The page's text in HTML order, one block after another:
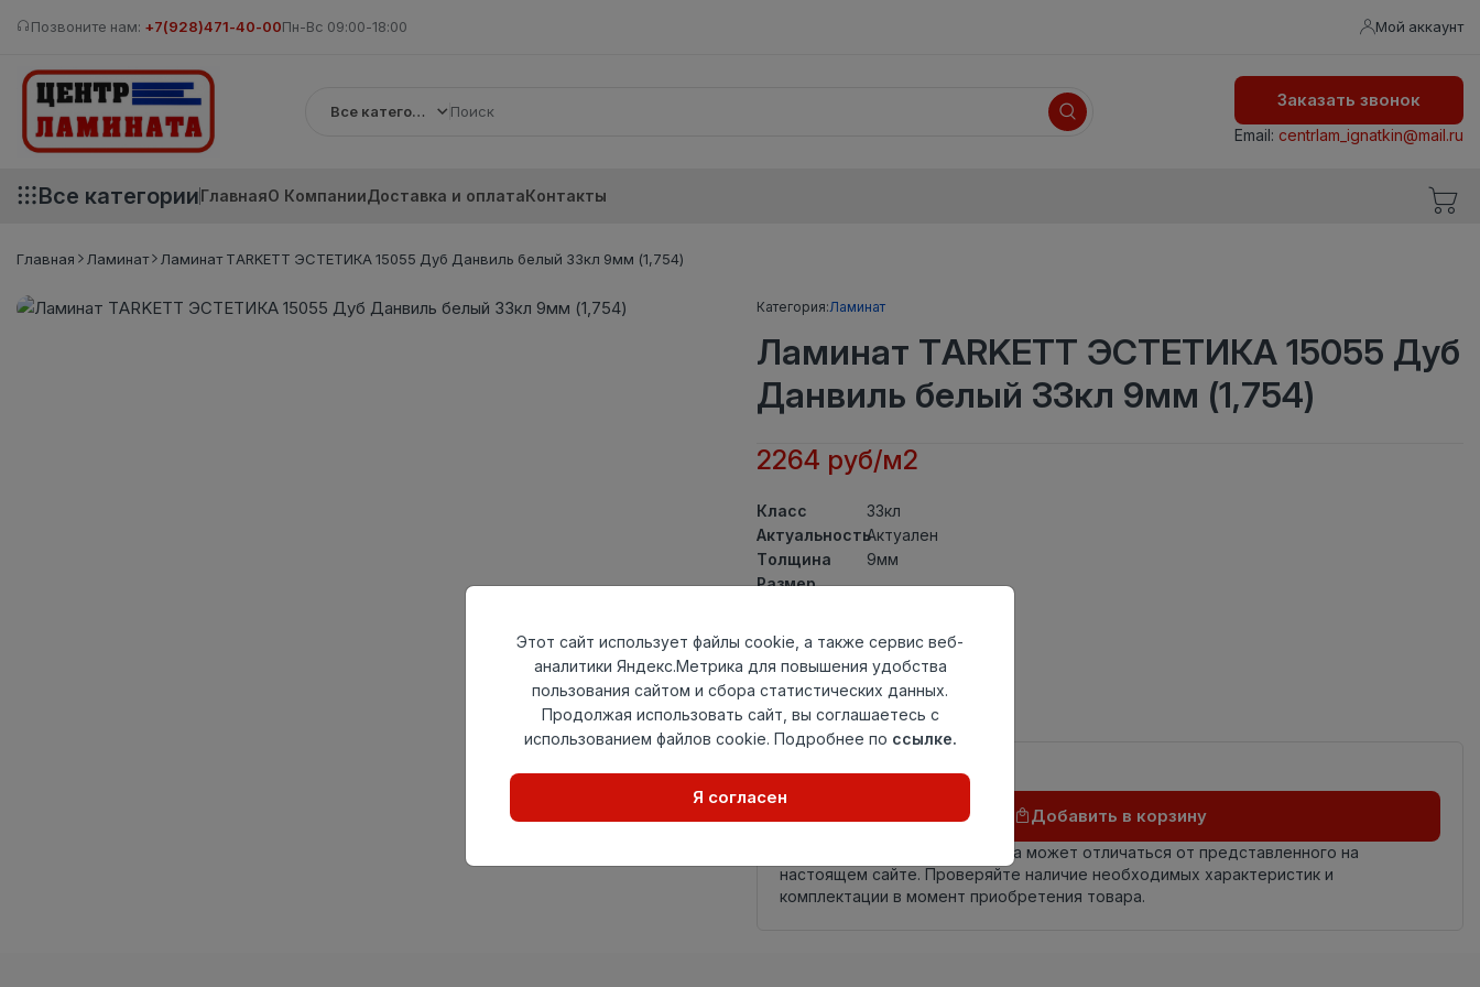
Позвоните нам: +7(928)471-40-00Пн-Вс 09:00-18:00 Мой аккаунт
Все категории
Заказать звонок
Email: centrlam_ignatkin@mail.ru
Все категорииГлавнаяО КомпанииДоставка и оплатаКонтакты
Главная Ламинат Ламинат TARKETT ЭСТЕТИКА 15055 Дуб Данвиль белый 33кл 9мм (1,754)
Категория:Ламинат
Ламинат TARKETT ЭСТЕТИКА 15055 Дуб
Данвиль белый 33кл 9мм (1,754)
2264 руб/м2
Класс
33кл
АктуальностьАктуален
Толщина
9мм
Размер
Теплый пол
до +27 градусов
Фаска
Замок
TС-Lock
Страна
происхождения
Россия
Осталось40 упак
Добавить в корзину
Внимание! Внешний вид товара может отличаться от представленного на
настоящем сайте. Проверяйте наличие необходимых характеристик и
комплектации в момент приобретения товара.
Этот сайт использует файлы cookie, а также сервис веб-
аналитики Яндекс.Метрика для повышения удобства
пользования сайтом и сбора статистических данных.
Продолжая использовать сайт, вы соглашаетесь с
использованием файлов cookie. Подробнее по ссылке.
Я согласен